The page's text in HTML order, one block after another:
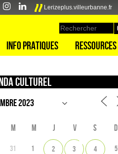
Lerizeplus.villeurbanne.fr
Info pratiques Ressources
culturel
M M J V S D
31 1 2 3 4 5